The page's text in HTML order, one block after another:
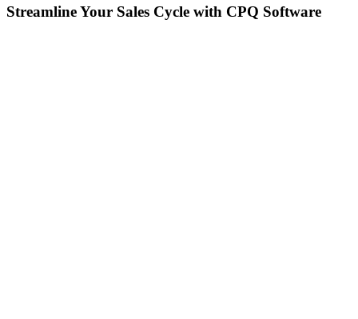
Streamline Your Sales Cycle with CPQ Software